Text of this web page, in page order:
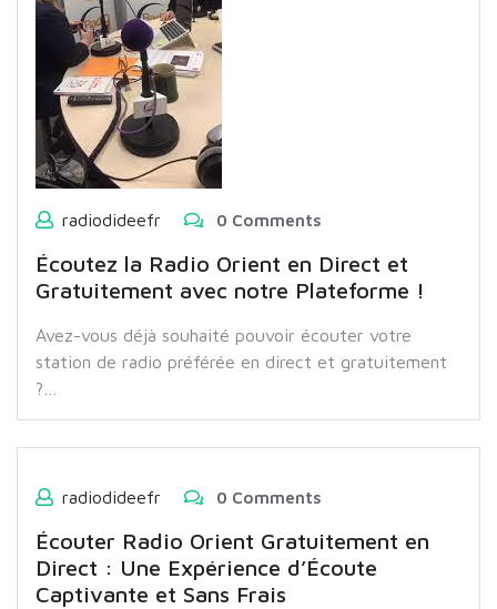
radiodideefr 0 Comments
Écoutez la Radio Orient en Direct et
Gratuitement avec notre Plateforme !
Avez-vous déjà souhaité pouvoir écouter votre
station de radio préférée en direct et gratuitement
?…
radiodideefr 0 Comments
Écouter Radio Orient Gratuitement en
Direct : Une Expérience d’Écoute
Captivante et Sans Frais